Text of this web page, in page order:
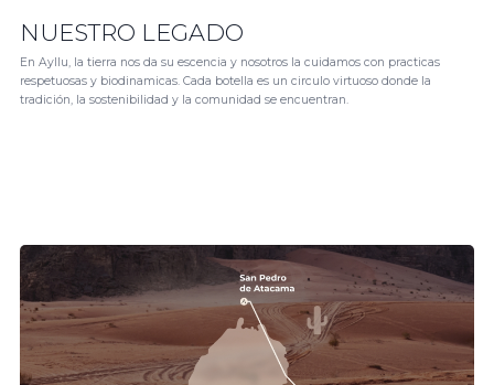
NUESTRO LEGADO
En Ayllu, la tierra nos da su escencia y nosotros la cuidamos con practicas
respetuosas y biodinamicas. Cada botella es un circulo virtuoso donde la
tradición, la sostenibilidad y la comunidad se encuentran.